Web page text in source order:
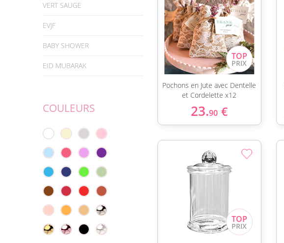
VERT SAUGE
EVJF
BABY SHOWER
EID MUBARAK
COULEURS
Pochons en Jute avec Dentelle
et Cordelette x12
23.90 €